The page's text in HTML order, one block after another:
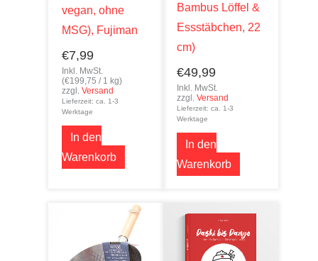
vegan, ohne
MSG), Fujiman
€7,99
Inkl. MwSt.
(€199,75 / 1 kg)
zzgl.Versand
Lieferzeit: ca. 1-3
Werktage
In den
Warenkorb
Bambus Löffel &
Essstäbchen, 22
cm)
€49,99
Inkl. MwSt.
zzgl.Versand
Lieferzeit: ca. 1-3
Werktage
In den
Warenkorb